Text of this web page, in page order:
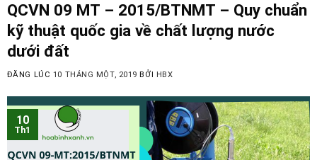
QCVN 09 MT – 2015/BTNMT – Quy chuẩn
kỹ thuật quốc gia về chất lượng nước
dưới đất
ĐĂNG LÚC 10 THÁNG MỘT, 2019 BỞI HBX
10
Th1